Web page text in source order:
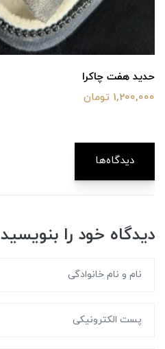
حدید هفت چاکرا
1,200,000 تومان
دیدگاه‌ها
دیدگاه خود را بنویسید